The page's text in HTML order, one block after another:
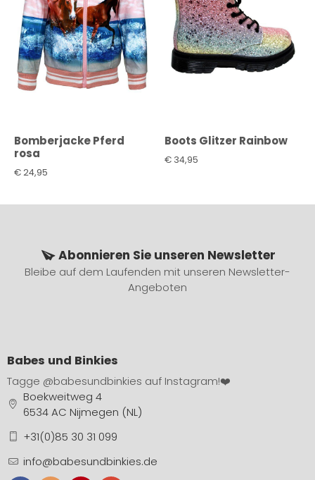
Bomberjacke Pferd
rosa
€24,95
Boots Glitzer Rainbow
€ 34,95
Abonnieren Sie unseren Newsletter
Bleibe auf dem Laufenden mit unseren Newsletter-
Angeboten
Babes und Binkies
Tagge @babesundbinkies auf Instagram!❤️
Boekweitweg 4
6534 AC Nijmegen (NL)
+31(0)85 30 31 099
info@babesundbinkies.de